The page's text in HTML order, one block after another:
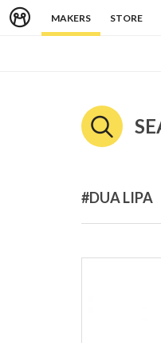
MAKERS STORE
#DUA LIPA